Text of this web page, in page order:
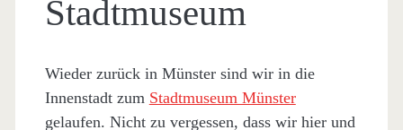
Stadtmuseum
Wieder zurück in Münster sind wir in die
Innenstadt zum Stadtmuseum Münster
gelaufen. Nicht zu vergessen, dass wir hier und